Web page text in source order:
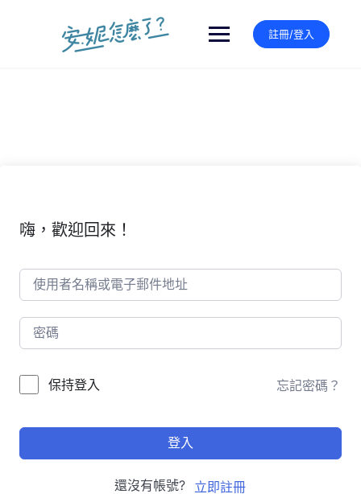
註冊/登入
嗨，歡迎回來！
保持登入 忘記密碼？
登入
還沒有帳號? 立即註冊